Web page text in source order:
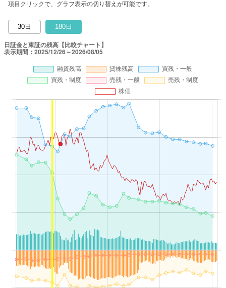
項目クリックで、グラフ表示の切り替えが可能です。
30日 180日